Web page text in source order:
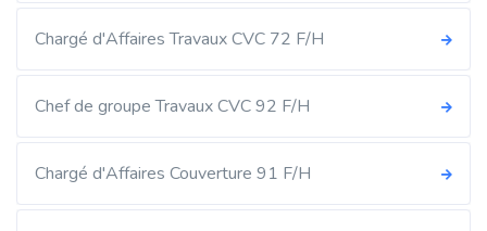
Chargé d'Affaires Travaux CVC 72 F/H
Chef de groupe Travaux CVC 92 F/H
Chargé d'Affaires Couverture 91 F/H